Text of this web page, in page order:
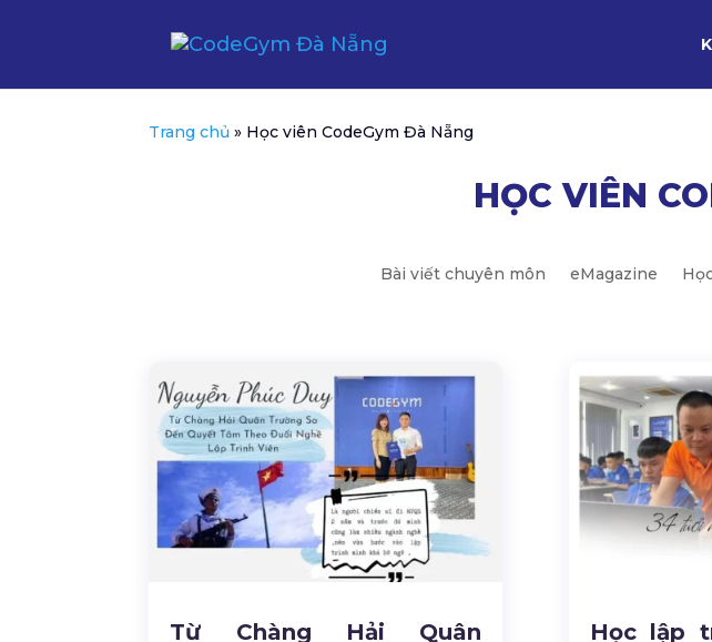
Trang chủ » Học viên CodeGym Đà Nẵng
HỌC VIÊN
Bài viết chuyên môn eMagazine
Từ Chàng Hải Quân
Học lập